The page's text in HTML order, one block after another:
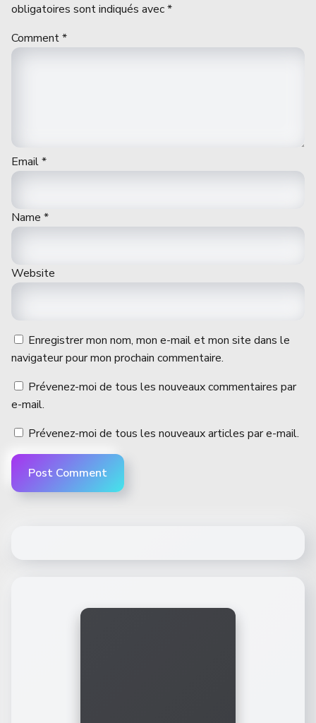
obligatoires sont indiqués avec*
Comment*
Email*
Name *
Website
Enregistrer mon nom, mon e-mail et mon site dans le
navigateur pour mon prochain commentaire.
Prévenez-moi de tous les nouveaux commentaires par
e-mail.
Prévenez-moi de tous les nouveaux articles par e-mail.